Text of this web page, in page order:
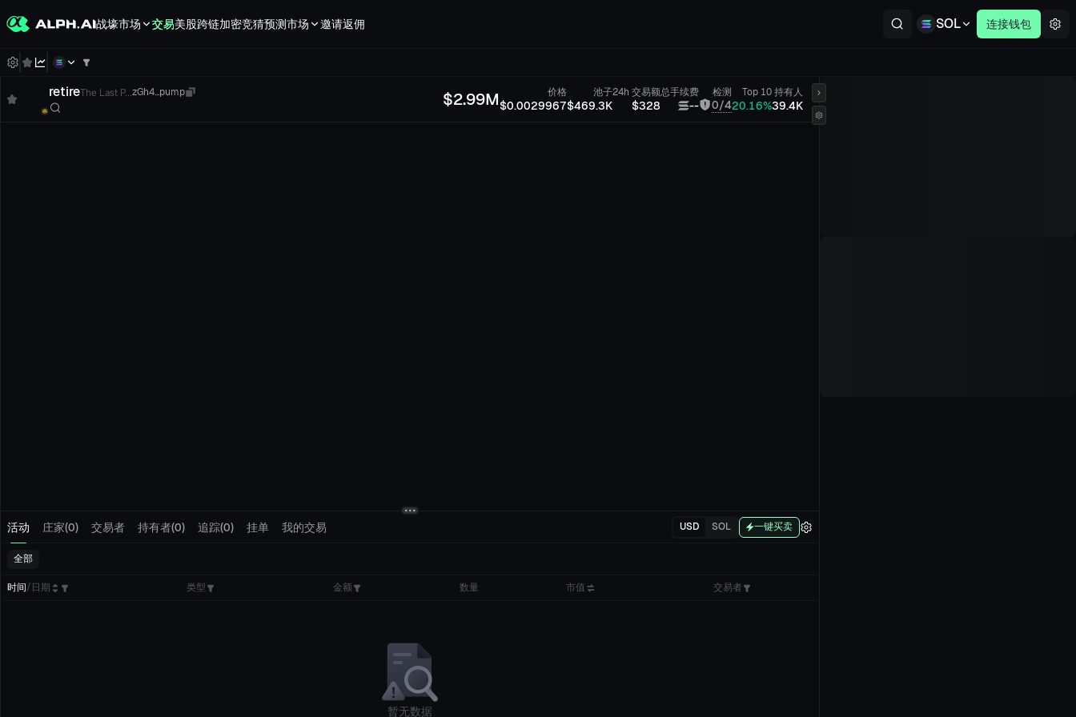
战壕市场 交易美股跨链加密竞猜预测市场 邀请返佣 SOL 连接钱包
retireThe Last P... zGh4...pump $2.99M 价格
$0.0029967
池子
$469.3K
24h 交易额
$328
总手续费
--
检测
0/4
Top 10
20.16%
持有人
39.4K
活动 庄家(0) 交易者 持有者(0) 追踪(0) 挂单 我的交易 USD SOL 一键买卖
全部
时间/日期 类型 金额 数量 市值 交易者
暂无数据